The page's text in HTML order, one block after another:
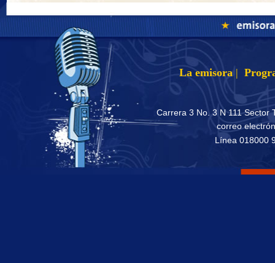
La emisora |
Carrera 3 No. 3 N 111 Sector
correo
Línea 018000